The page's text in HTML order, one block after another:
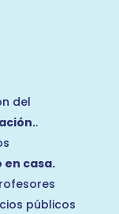
del
.
en casa.
públicos